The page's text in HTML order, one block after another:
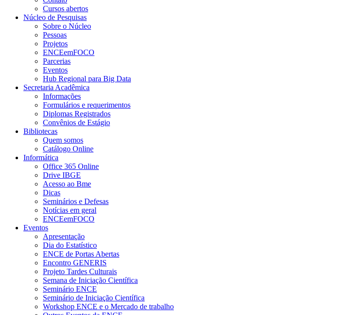
Cursos abertos
Núcleo de Pesquisas
Sobre o Núcleo
Pessoas
Projetos
ENCEemFOCO
Parcerias
Eventos
Hub Regional para Big Data
Secretaria Acadêmica
Informações
Formulários e requerimentos
Diplomas Registrados
Convênios de Estágio
Bibliotecas
Quem somos
Catálogo Online
Informática
Office 365 Online
Drive IBGE
Acesso ao Bme
Dicas
Seminários e Defesas
Notícias em geral
ENCEemFOCO
Eventos
Apresentação
Dia do Estatístico
ENCE de Portas Abertas
Encontro GENERIS
Projeto Tardes Culturais
Semana de Iniciação Científica
Seminário ENCE
Seminário de Iniciação Científica
Workshop ENCE e o Mercado de trabalho